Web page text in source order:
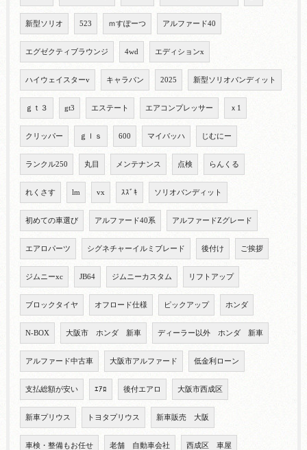
新型ソリオ 523 ｍすぽーつ アルファード40
エグゼクティブラウンジ 4wd エディションx
ハイウェイスターv キャラバン 2025 新型ソリオバンディット
ｇｔ３ gt3 エステート エアコンプレッサー ｘ1
クリッパー ｇｌｓ 600 マイバッハ じむにー
ランクル250 丸目 メンテナンス 点検 らんくる
れくさす lm vx ｽｽﾞｷ ソリオバンディット
初めての車選び アルファード40系 アルファードZグレード
エアロパーツ シグネチャーイルミブレード 後付け ご挨拶
ジムニーxc JB64 ジムニーカスタム リフトアップ
ブロックタイヤ オフロード仕様 ピックアップ ホンダ
N-BOX 大阪市 ホンダ 新車 ディーラー以外 ホンダ 新車
アルファード中古車 大阪市アルファード 低金利ローン
支払総額が安い ｴｱﾛ 後付エアロ 大阪市西成区
新車プリウス トヨタプリウス 新車販売 大阪
車検・整備もお任せ 老舗 自動車会社 西成区 車屋